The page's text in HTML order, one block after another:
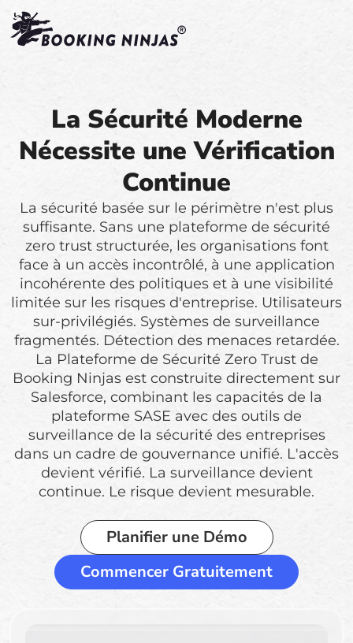
La Sécurité Moderne
Nécessite une Vérification
Continue
La sécurité basée sur le périmètre n'est plus
suffisante. Sans une plateforme de sécurité
zero trust structurée, les organisations font
face à un accès incontrôlé, à une application
incohérente des politiques et à une visibilité
limitée sur les risques d'entreprise. Utilisateurs
sur-privilégiés. Systèmes de surveillance
fragmentés. Détection des menaces retardée.
La Plateforme de Sécurité Zero Trust de
Booking Ninjas est construite directement sur
Salesforce, combinant les capacités de la
plateforme SASE avec des outils de
surveillance de la sécurité des entreprises
dans un cadre de gouvernance unifié. L'accès
devient vérifié. La surveillance devient
continue. Le risque devient mesurable.
Planifier une Démo
Commencer Gratuitement